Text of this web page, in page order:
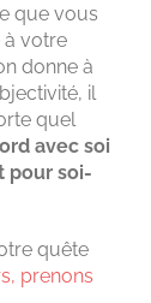
que vous
à votre
donne à
il
quel
avec soi
pour soi-
quête
prenons